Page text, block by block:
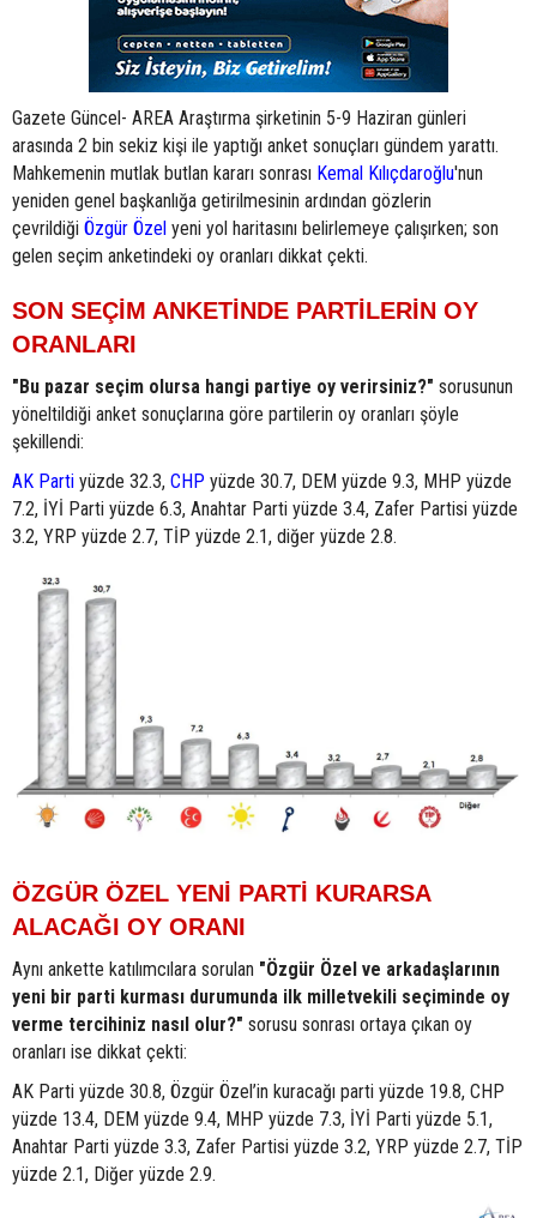
Gazete Güncel- AREA Araştırma şirketinin 5-9 Haziran günleri
arasında 2 bin sekiz kişi ile yaptığı anket sonuçları gündem yarattı.
Mahkemenin mutlak butlan kararı sonrası Kemal Kılıçdaroğlu'nun
yeniden genel başkanlığa getirilmesinin ardından gözlerin
çevrildiği Özgür Özel yeni yol haritasını belirlemeye çalışırken; son
gelen seçim anketindeki oy oranları dikkat çekti.
SON SEÇİM ANKETİNDE PARTİLERİN OY
ORANLARI
"Bu pazar seçim olursa hangi partiye oy verirsiniz?" sorusunun
yöneltildiği anket sonuçlarına göre partilerin oy oranları şöyle
şekillendi:
AK Parti yüzde 32.3, CHP yüzde 30.7, DEM yüzde 9.3, MHP yüzde
7.2, İYİ Parti yüzde 6.3, Anahtar Parti yüzde 3.4, Zafer Partisi yüzde
3.2, YRP yüzde 2.7, TİP yüzde 2.1, diğer yüzde 2.8.
ÖZGÜR ÖZEL YENİ PARTİ KURARSA
ALACAĞI OY ORANI
Aynı ankette katılımcılara sorulan "Özgür Özel ve arkadaşlarının
yeni bir parti kurması durumunda ilk milletvekili seçiminde oy
verme tercihiniz nasıl olur?" sorusu sonrası ortaya çıkan oy
oranları ise dikkat çekti:
AK Parti yüzde 30.8, Özgür Özel’in kuracağı parti yüzde 19.8, CHP
yüzde 13.4, DEM yüzde 9.4, MHP yüzde 7.3, İYİ Parti yüzde 5.1,
Anahtar Parti yüzde 3.3, Zafer Partisi yüzde 3.2, YRP yüzde 2.7, TİP
yüzde 2.1, Diğer yüzde 2.9.